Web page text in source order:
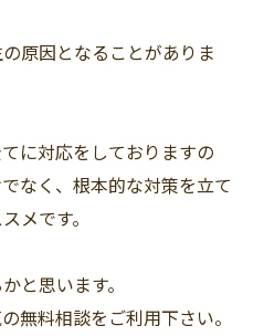
原因となることがありま
に対応をしておりますの
なく、根本的な対策を立て
メです。
と思います。
無料相談をご利用下さい。